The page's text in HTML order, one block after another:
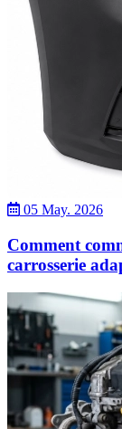
05 May. 2026
Comment
carrosserie